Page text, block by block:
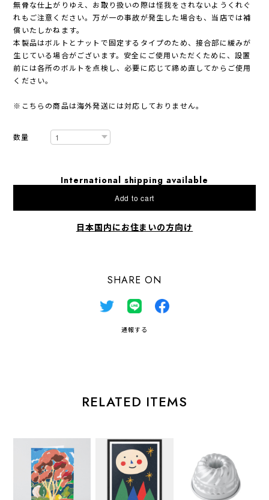
無骨な仕上がりゆえ、お取り扱いの際は怪我をされないようくれぐ
れもご注意ください。万が一の事故が発生した場合も、当店では補
償いたしかねます。
本製品はボルトとナットで固定するタイプのため、接合部に緩みが
生じている場合がございます。安全にご使用いただくために、設置
前には各所のボルトを点検し、必要に応じて締め直してからご使用
ください。
※こちらの商品は海外発送には対応しておりません。
数量
International shipping available
Add to cart
日本国内にお住まいの方向け
SHARE ON
通報する
RELATED ITEMS